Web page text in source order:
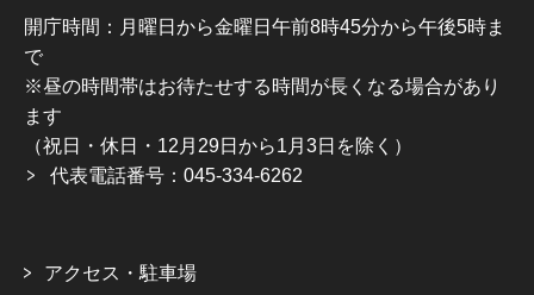
開庁時間：月曜日から金曜日午前8時45分から午後5時ま
で
※昼の時間帯はお待たせする時間が長くなる場合があり
ます
（祝日・休日・12月29日から1月3日を除く）
代表電話番号：045-334-6262
アクセス・駐車場